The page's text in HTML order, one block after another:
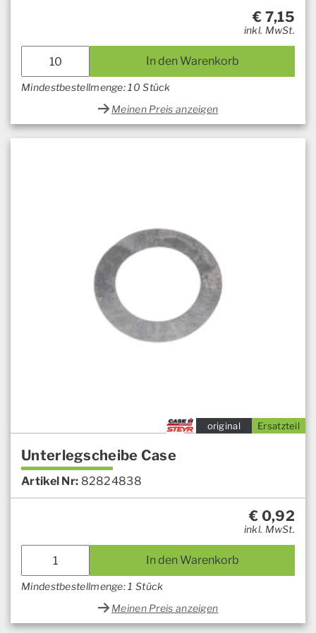
€ 7,15
inkl. MwSt.
In den Warenkorb
Mindestbestellmenge: 10 Stück
Meinen Preis anzeigen
Ersatzteil
original
Unterlegscheibe Case
Artikel Nr: 82824838
€ 0,92
inkl. MwSt.
In den Warenkorb
Mindestbestellmenge: 1 Stück
Meinen Preis anzeigen